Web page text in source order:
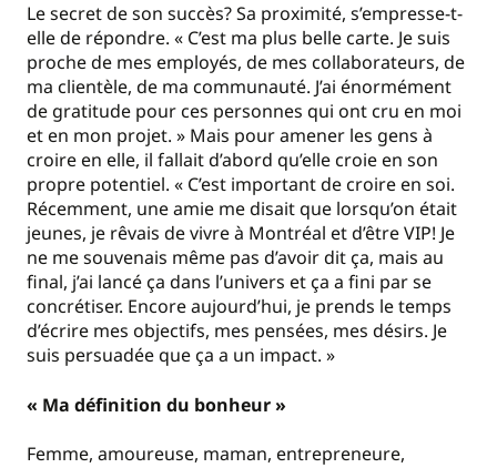
Le secret de son succès? Sa proximité, s’empresse-t-
elle de répondre. « C’est ma plus belle carte. Je suis
proche de mes employés, de mes collaborateurs, de
ma clientèle, de ma communauté. J’ai énormément
de gratitude pour ces personnes qui ont cru en moi
et en mon projet. » Mais pour amener les gens à
croire en elle, il fallait d’abord qu’elle croie en son
propre potentiel. « C’est important de croire en soi.
Récemment, une amie me disait que lorsqu’on était
jeunes, je rêvais de vivre à Montréal et d’être VIP! Je
ne me souvenais même pas d’avoir dit ça, mais au
final, j’ai lancé ça dans l’univers et ça a fini par se
concrétiser. Encore aujourd’hui, je prends le temps
d’écrire mes objectifs, mes pensées, mes désirs. Je
suis persuadée que ça a un impact. »
« Ma définition du bonheur »
Femme, amoureuse, maman, entrepreneure,